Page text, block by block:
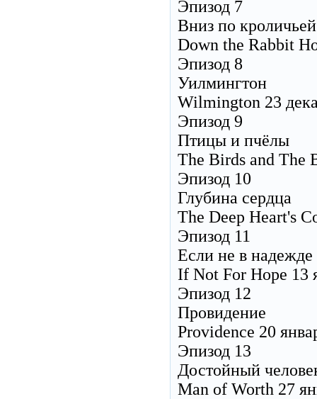
Эпизод 7
Вниз по
Down the Rabbit
Эпизод 8
Уилмингтон
Wilmington 23
Эпизод 9
Птицы и пчёлы
The Birds and The
Эпизод 10
Глубина сердца
The Deep Heart's
Эпизод 11
Если не в надежде
If Not For Hope 13
Эпизод 12
Провидение
Providence 20
Эпизод 13
Достойный
Man of Worth 27